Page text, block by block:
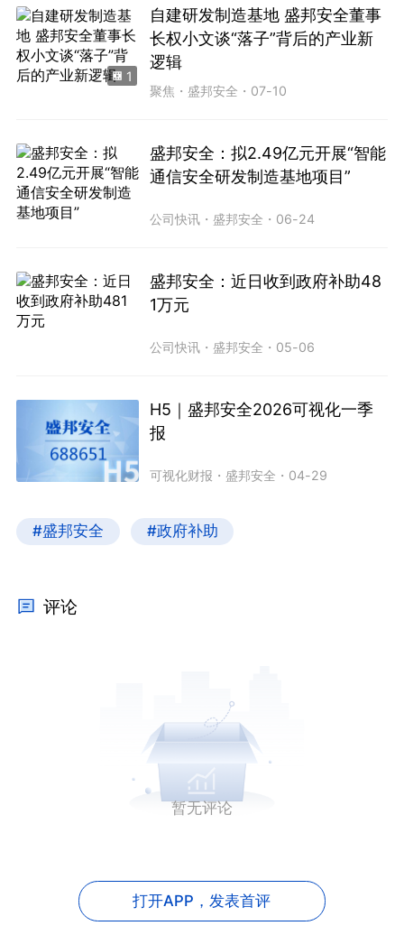
1
自建研发制造基地 盛邦安全董事
长权小文谈“落子”背后的产业新
逻辑
聚焦 ・ 盛邦安全 ・ 07-10
盛邦安全：拟2.49亿元开展“智能
通信安全研发制造基地项目”
公司快讯 ・ 盛邦安全 ・ 06-24
盛邦安全：近日收到政府补助48
1万元
公司快讯 ・ 盛邦安全 ・ 05-06
H5｜盛邦安全2026可视化一季
报
可视化财报 ・ 盛邦安全 ・ 04-29
#盛邦安全 #政府补助
评论
暂无评论
打开APP，发表首评